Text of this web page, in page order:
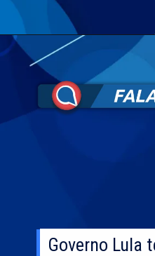
Governo Lula
Governo Lula